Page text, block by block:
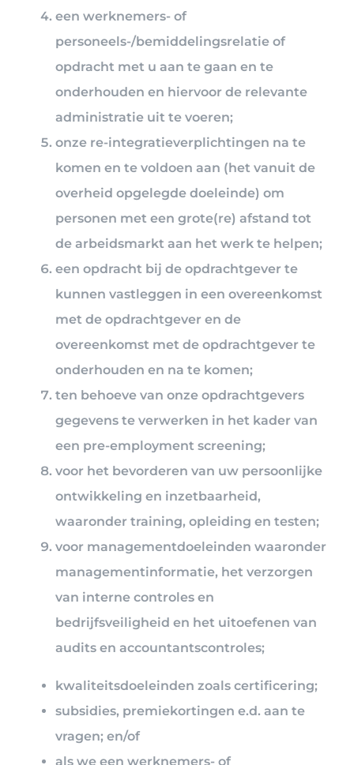
een werknemers- of
personeels-/bemiddelingsrelatie of
opdracht met u aan te gaan en te
onderhouden en hiervoor de relevante
administratie uit te voeren;
onze re-integratieverplichtingen na te
komen en te voldoen aan (het vanuit de
overheid opgelegde doeleinde) om
personen met een grote(re) afstand tot
de arbeidsmarkt aan het werk te helpen;
een opdracht bij de opdrachtgever te
kunnen vastleggen in een overeenkomst
met de opdrachtgever en de
overeenkomst met de opdrachtgever te
onderhouden en na te komen;
ten behoeve van onze opdrachtgevers
gegevens te verwerken in het kader van
een pre-employment screening;
voor het bevorderen van uw persoonlijke
ontwikkeling en inzetbaarheid,
waaronder training, opleiding en testen;
voor managementdoeleinden waaronder
managementinformatie, het verzorgen
van interne controles en
bedrijfsveiligheid en het uitoefenen van
audits en accountantscontroles;
kwaliteitsdoeleinden zoals certificering;
subsidies, premiekortingen e.d. aan te
vragen; en/of
als we een werknemers- of